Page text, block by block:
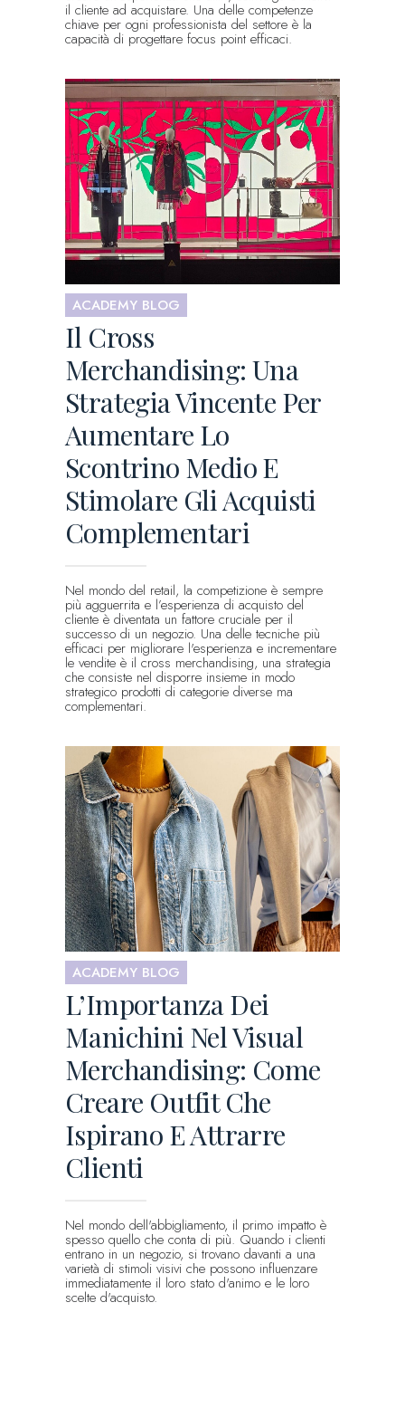
il cliente ad acquistare. Una delle competenze
chiave per ogni professionista del settore è la
capacità di progettare focus point efficaci.
ACADEMY BLOG
Il Cross
Merchandising: Una
Strategia Vincente Per
Aumentare Lo
Scontrino Medio E
Stimolare Gli Acquisti
Complementari
Nel mondo del retail, la competizione è sempre
più agguerrita e l’esperienza di acquisto del
cliente è diventata un fattore cruciale per il
successo di un negozio. Una delle tecniche più
efficaci per migliorare l'esperienza e incrementare
le vendite è il cross merchandising, una strategia
che consiste nel disporre insieme in modo
strategico prodotti di categorie diverse ma
complementari.
ACADEMY BLOG
L’Importanza Dei
Manichini Nel Visual
Merchandising: Come
Creare Outfit Che
Ispirano E Attrarre
Clienti
Nel mondo dell'abbigliamento, il primo impatto è
spesso quello che conta di più. Quando i clienti
entrano in un negozio, si trovano davanti a una
varietà di stimoli visivi che possono influenzare
immediatamente il loro stato d'animo e le loro
scelte d'acquisto.